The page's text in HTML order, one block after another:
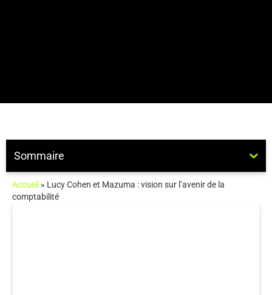
Accueil » Lucy Cohen et Mazuma : vision sur l’avenir de la
comptabilité
Sommaire